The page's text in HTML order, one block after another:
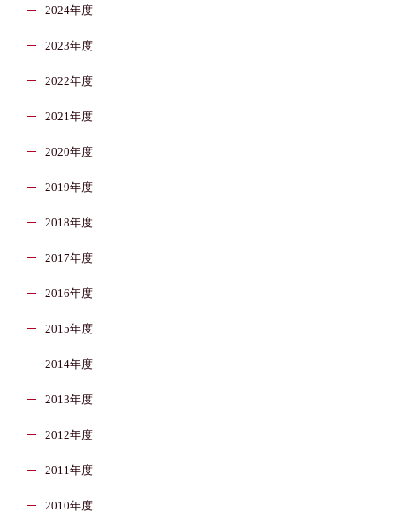
2024年度
2023年度
2022年度
2021年度
2020年度
2019年度
2018年度
2017年度
2016年度
2015年度
2014年度
2013年度
2012年度
2011年度
2010年度